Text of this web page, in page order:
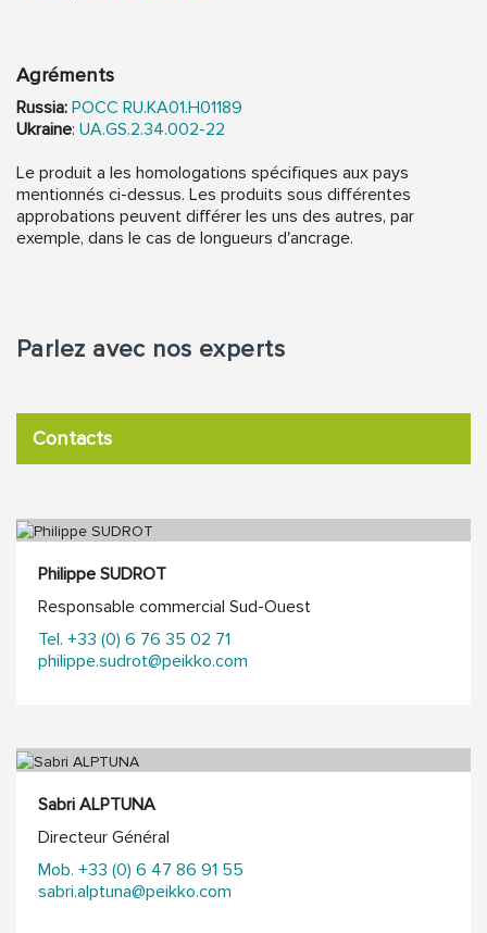
Agréments
Russia: POCC RU.KA01.H01189
Ukraine: UA.GS.2.34.002-22
Le produit a les homologations spécifiques aux pays
mentionnés ci-dessus. Les produits sous différentes
approbations peuvent différer les uns des autres, par
exemple, dans le cas de longueurs d'ancrage.
Parlez avec nos experts
Contacts
Philippe SUDROT
Responsable commercial Sud-Ouest
Tel. +33 (0) 6 76 35 02 71
philippe.sudrot@peikko.com
Sabri ALPTUNA
Directeur Général
Mob. +33 (0) 6 47 86 91 55
sabri.alptuna@peikko.com